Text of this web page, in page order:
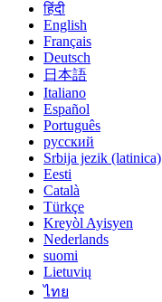
हिंदी
English
Français
Deutsch
日本語
Italiano
Español
Português
русский
Srbija jezik (latinica)
Eesti
Català
Türkçe
Kreyòl Ayisyen
Nederlands
suomi
Lietuvių
ไทย